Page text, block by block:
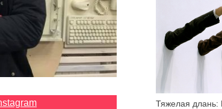
Тяжелая длань: